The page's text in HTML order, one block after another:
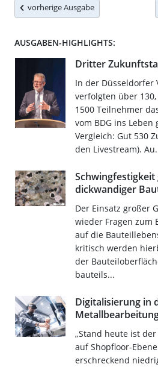
vorherige Ausgabe
AUSGABEN-HIGHLIGHTS:
Dritter
In der Düsseldorfer
verfolgten über
1500 Teilnehmer
vom BDG ins
Vergleich: Gut 530
den Livestream).
dickwandiger
Der Einsatz großer
wieder Fragen zum
auf die
kritisch werden
der
bauteils...
Digitalisierung in
„Stand heute ist
auf Shopfloor-
erschreckend